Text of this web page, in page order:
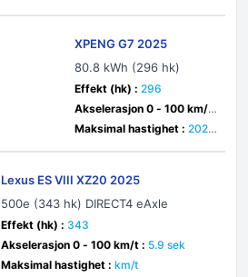
XPENG G7 2025
80.8 kWh (296 hk)
Effekt (hk) : 296
Akselerasjon 0 - 100 km/t
: 6.5 sek
Maksimal hastighet : 202 k
Lexus ES VIII XZ20 2025
500e (343 hk) DIRECT4 eAxle
Effekt (hk) : 343
Akselerasjon 0 - 100 km/t : 5.9 sek
Maksimal hastighet : km/t